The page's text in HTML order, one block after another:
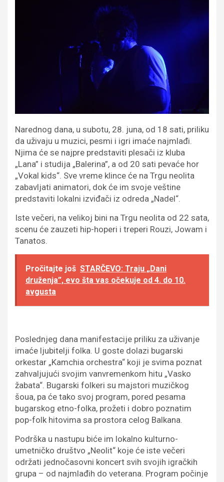
Narednog dana, u subotu, 28. juna, od 18 sati, priliku
da uživaju u muzici, pesmi i igri imaće najmlađi.
Njima će se najpre predstaviti plesači iz kluba
„Lana” i studija „Balerina”, a od 20 sati pevaće hor
„Vokal kids“. Sve vreme klince će na Trgu neolita
zabavljati animatori, dok će im svoje veštine
predstaviti lokalni izviđači iz odreda „Nadel“.
Iste večeri, na velikoj bini na Trgu neolita od 22 sata,
scenu će zauzeti hip-hoperi i treperi Rouzi, Jowam i
Tanatos.
Pročitajte još STARČEVO: Traju „Dani
druženja”, evo šta vas očekuje od 4. do 10.
avgusta
Poslednjeg dana manifestacije priliku za uživanje
imaće ljubitelji folka. U goste dolazi bugarski
orkestar „Kamchia orchestra“ koji je svima poznat
zahvaljujući svojim vanvremenkom hitu „Vasko
žabata“. Bugarski folkeri su majstori muzičkog
šoua, pa će tako svoj program, pored pesama
bugarskog etno-folka, prožeti i dobro poznatim
pop-folk hitovima sa prostora celog Balkana.
Podrška u nastupu biće im lokalno kulturno-
umetničko društvo „Neolit“ koje će iste večeri
održati jednočasovni koncert svih svojih igračkih
grupa – od najmlađih do veterana. Program počinje